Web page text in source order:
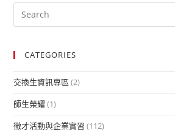
CATEGORIES
交換生資訊專區 (2)
師生榮耀(1)
徵才活動與企業實習 (112)